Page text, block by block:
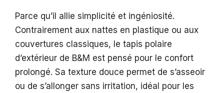
Parce qu’il allie simplicité et ingéniosité.
Contrairement aux nattes en plastique ou aux
couvertures classiques, le tapis polaire
d’extérieur de B&M est pensé pour le confort
prolongé. Sa texture douce permet de s’asseoir
ou de s’allonger sans irritation, idéal pour les